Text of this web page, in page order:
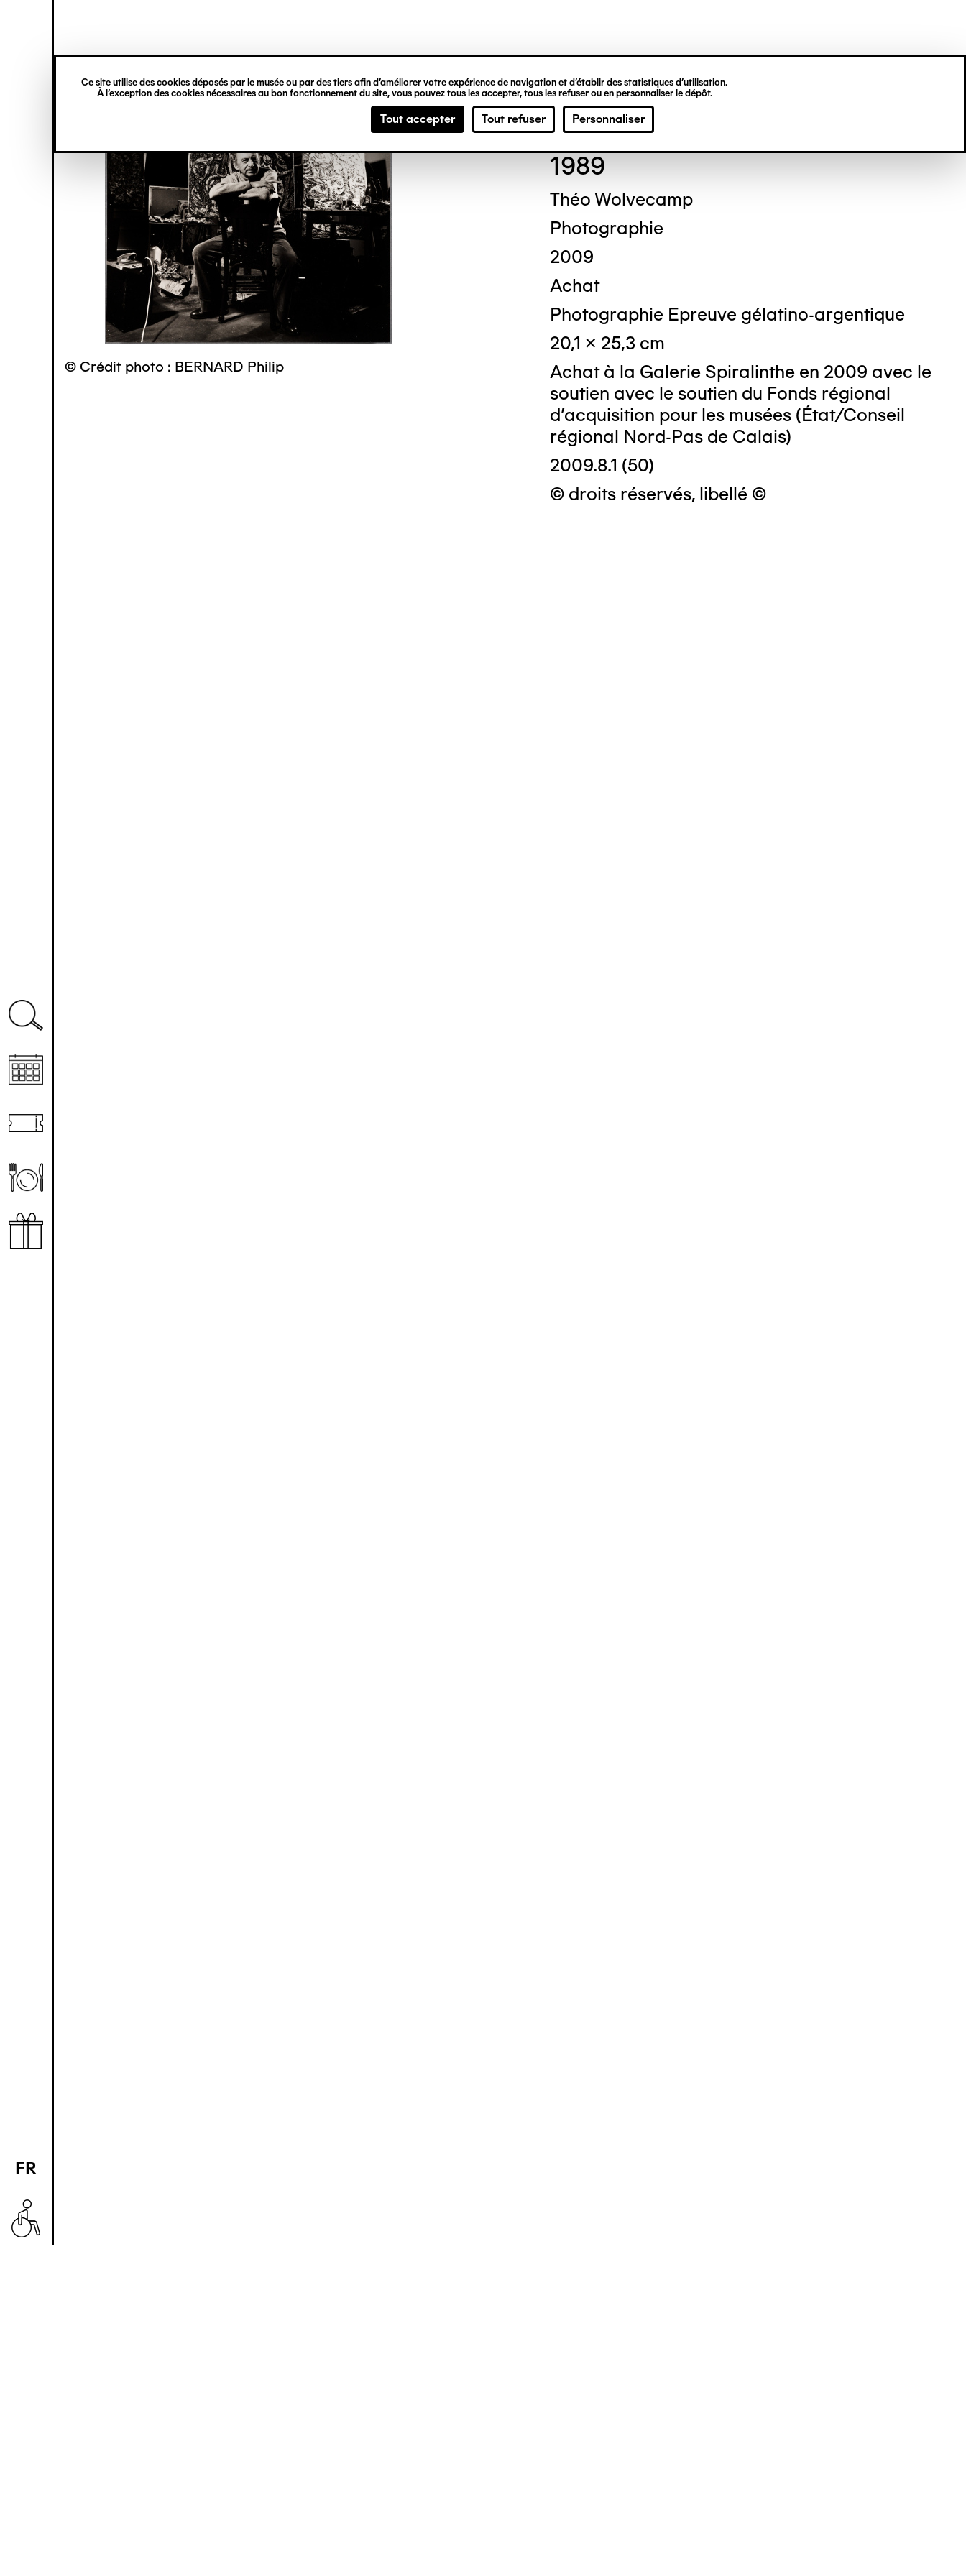
Ce site utilise des cookies déposés par le musée ou par des tiers afin d’améliorer votre expérience de navigation et d’établir des statistiques d’utilisation.
À l’exception des cookies nécessaires au bon fonctionnement du site, vous pouvez tous les accepter, tous les refuser ou en personnaliser le dépôt.
Tout accepter Tout refuser Personnaliser
principal
verticale
FR
EN
© Crédit photo : BERNARD Philip
Cor DEKKINGA
1989
Théo Wolvecamp
Photographie
2009
Achat
Photographie Epreuve gélatino-argentique
20,1 x 25,3 cm
Achat à la Galerie Spiralinthe en 2009 avec le
soutien avec le soutien du Fonds régional
d'acquisition pour les musées (État/Conseil
régional Nord-Pas de Calais)
2009.8.1 (50)
© droits réservés, libellé ©